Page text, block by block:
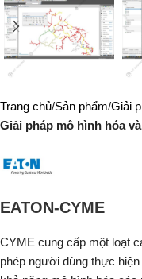
Trang chủ Sản phẩm Giải
Giải pháp mô hình hóa
EATON-CYME
CYME cung cấp một loạt
phép người dùng thực